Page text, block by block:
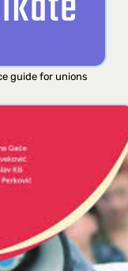
guide for unions